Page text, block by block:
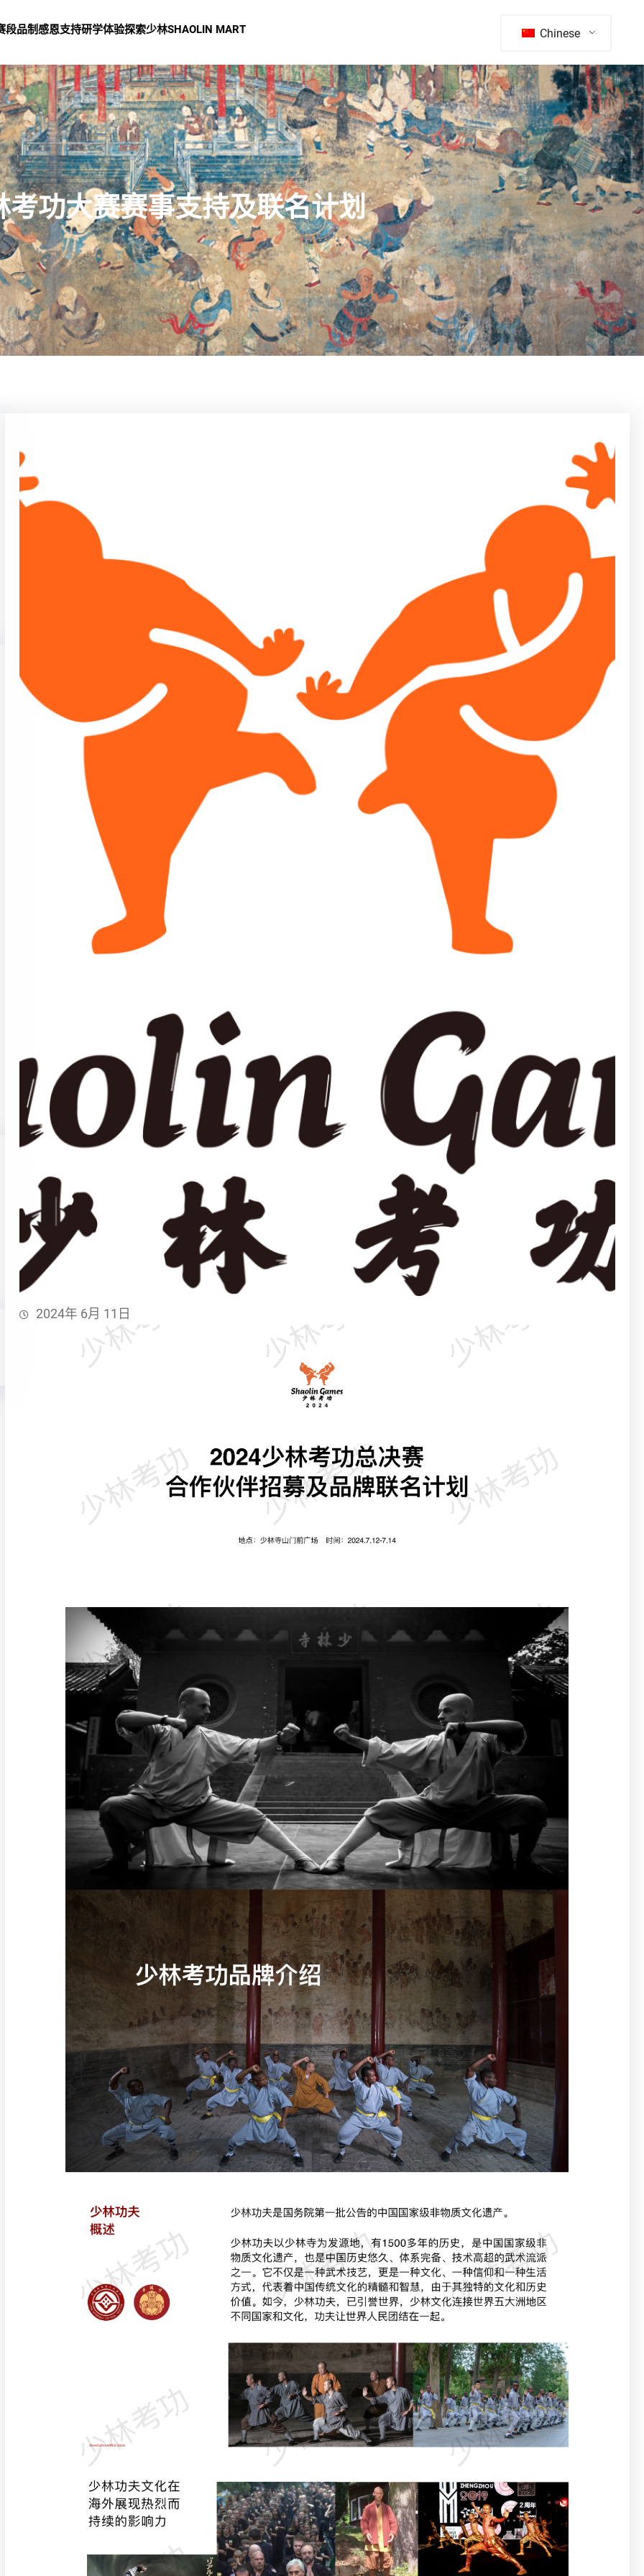
段品制感恩支持研学体验探索少林SHAOLIN MART Chinese
考功大赛赛事支持及联名计划
2024年 6月 11日